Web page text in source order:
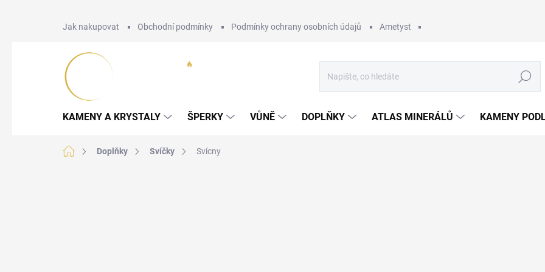
Jak nakupovat Obchodní podmínky Podmínky ochrany osobních údajů Ametyst
Hledat
KAMENY A KRYSTALY ŠPERKY VŮNĚ DOPLŇKY ATLAS MINERÁLŮ KAMENY
Domů Doplňky Svíčky Svícny